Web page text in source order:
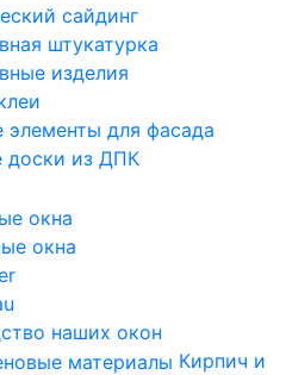
сайдинг
штукатурка
изделия
для фасада
доски из ДПК
окна
окна
наших окон
Кирпич и